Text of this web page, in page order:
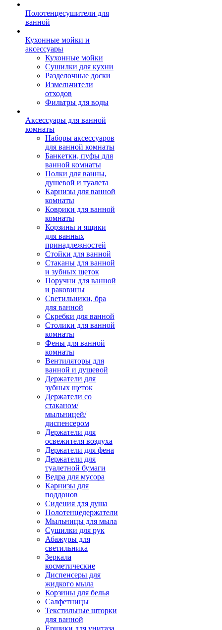
Полотенцесушители для
ванной
Кухонные мойки и
аксессуары
Кухонные мойки
Сушилки для кухни
Разделочные доски
Измельчители
отходов
Фильтры для воды
Аксессуары для ванной
комнаты
Наборы аксессуаров
для ванной комнаты
Банкетки, пуфы для
ванной комнаты
Полки для ванны,
душевой и туалета
Карнизы для ванной
комнаты
Коврики для ванной
комнаты
Корзины и ящики
для ванных
принадлежностей
Стойки для ванной
Стаканы для ванной
и зубных щеток
Поручни для ванной
и раковины
Светильники, бра
для ванной
Скребки для ванной
Столики для ванной
комнаты
Фены для ванной
комнаты
Вентиляторы для
ванной и душевой
Держатели для
зубных щеток
Держатели со
стаканом/
мыльницей/
диспенсером
Держатели для
освежителя воздуха
Держатели для фена
Держатели для
туалетной бумаги
Ведра для мусора
Карнизы для
поддонов
Сидения для душа
Полотенцедержатели
Мыльницы для мыла
Сушилки для рук
Абажуры для
светильника
Зеркала
косметические
Диспенсеры для
жидкого мыла
Корзины для белья
Салфетницы
Текстильные шторки
для ванной
Ершики для унитаза